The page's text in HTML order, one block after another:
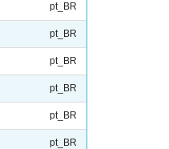
pt_BR
pt_BR
pt_BR
pt_BR
pt_BR
pt_BR